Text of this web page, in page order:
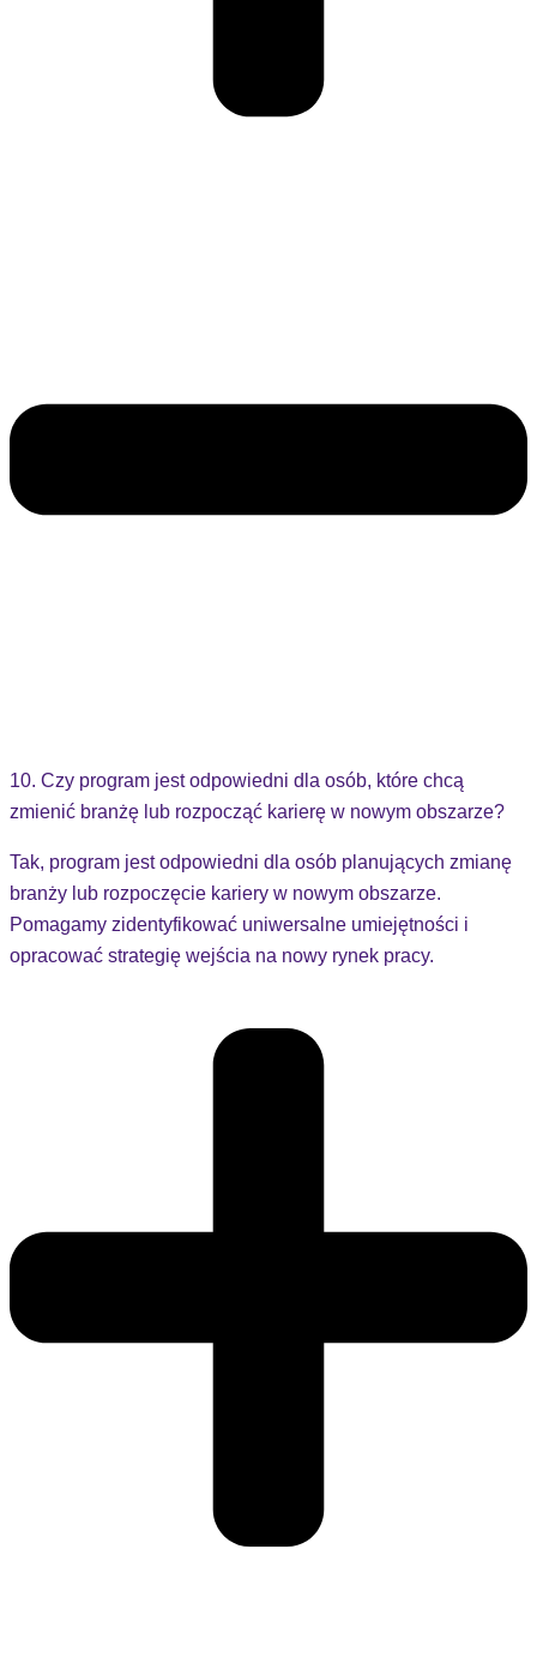
10. Czy program jest odpowiedni dla osób, które chcą
zmienić branżę lub rozpocząć karierę w nowym obszarze?
Tak, program jest odpowiedni dla osób planujących zmianę
branży lub rozpoczęcie kariery w nowym obszarze.
Pomagamy zidentyfikować uniwersalne umiejętności i
opracować strategię wejścia na nowy rynek pracy.